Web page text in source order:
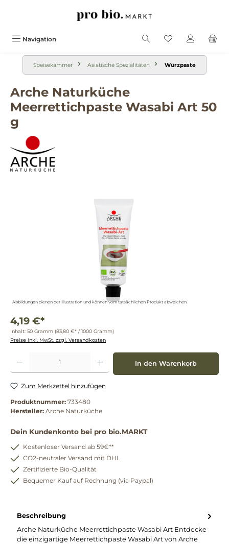
Navigation
Speisekammer Asiatische Spezialitäten Würzpaste
Arche Naturküche
Meerrettichpaste Wasabi Art 50
g
Abbildungen dienen der Illustration und können vom tatsächlichen Produkt abweichen.
4,19 €*
Inhalt: 50 Gramm (83,80 €* / 1000 Gramm)
Preise inkl. MwSt. zzgl. Versandkosten
Produkt Anzahl: Gib den gewünschten Wert ein oder benutze die Schaltflächen um
In den Warenkorb
Zum Merkzettel hinzufügen
Produktnummer: 733480
Hersteller: Arche Naturküche
Dein Kundenkonto bei pro bio.MARKT
Kostenloser Versand ab 59€**
CO2-neutraler Versand mit DHL
Zertifizierte Bio-Qualität
Bequemer Kauf auf Rechnung (via Paypal)
Beschreibung
Arche Naturküche Meerrettichpaste Wasabi Art Entdecke
die einzigartige Meerrettichpaste Wasabi Art von Arche